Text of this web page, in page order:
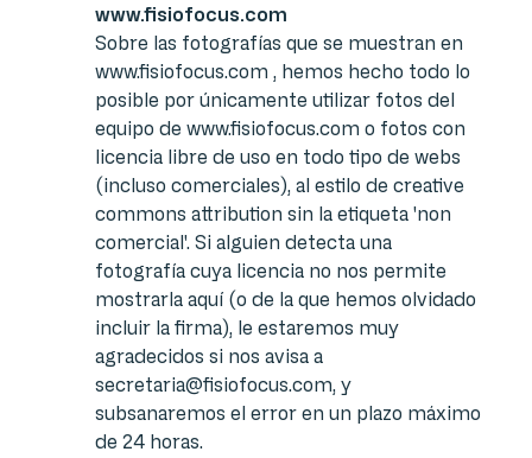
www.fisiofocus.com
Sobre las fotografías que se muestran en
www.fisiofocus.com , hemos hecho todo lo
posible por únicamente utilizar fotos del
equipo de www.fisiofocus.com o fotos con
licencia libre de uso en todo tipo de webs
(incluso comerciales), al estilo de creative
commons attribution sin la etiqueta 'non
comercial'. Si alguien detecta una
fotografía cuya licencia no nos permite
mostrarla aquí (o de la que hemos olvidado
incluir la firma), le estaremos muy
agradecidos si nos avisa a
secretaria@fisiofocus.com, y
subsanaremos el error en un plazo máximo
de 24 horas.